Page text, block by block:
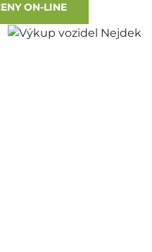
ON-LINE